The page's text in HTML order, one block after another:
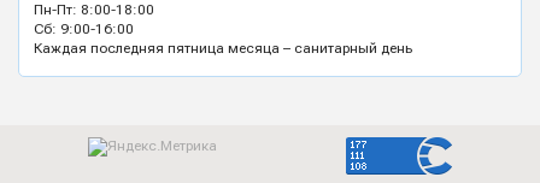
Пн-Пт: 8:00-18:00
Сб: 9:00-16:00
Каждая последняя пятница месяца – санитарный день